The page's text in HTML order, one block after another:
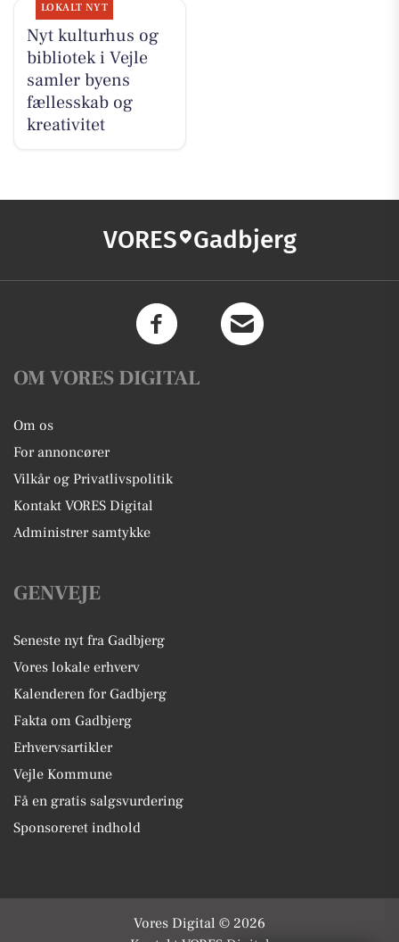
LOKALT NYT
Nyt kulturhus og
bibliotek i Vejle
samler byens
fællesskab og
kreativitet
VORES Gadbjerg
OM VORES DIGITAL
Om os
For annoncører
Vilkår og Privatlivspolitik
Kontakt VORES Digital
Administrer samtykke
GENVEJE
Seneste nyt fra Gadbjerg
Vores lokale erhverv
Kalenderen for Gadbjerg
Fakta om Gadbjerg
Erhvervsartikler
Vejle Kommune
Få en gratis salgsvurdering
Sponsoreret indhold
Vores Digital © 2026